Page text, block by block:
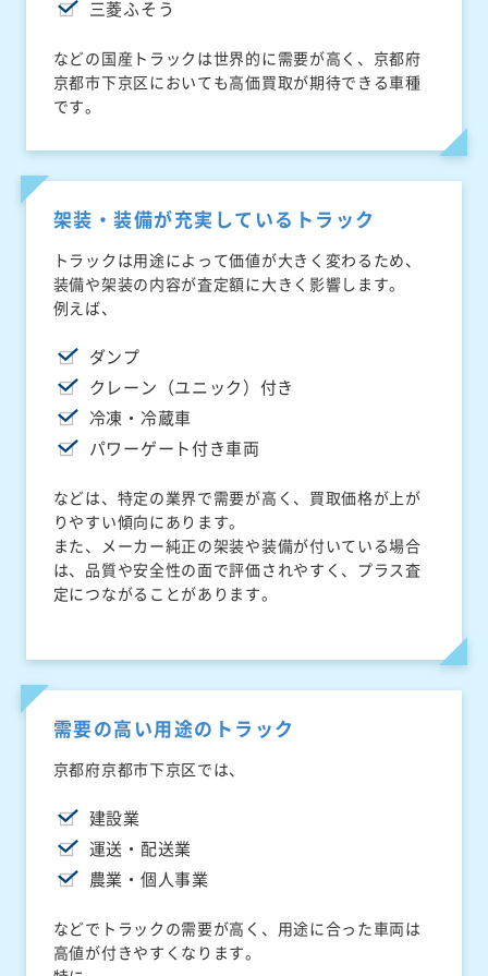
三菱ふそう
などの国産トラックは世界的に需要が高く、京都府
京都市下京区においても高価買取が期待できる車種
です。
架装・装備が充実しているトラック
トラックは用途によって価値が大きく変わるため、
装備や架装の内容が査定額に大きく影響します。
例えば、
ダンプ
クレーン（ユニック）付き
冷凍・冷蔵車
パワーゲート付き車両
などは、特定の業界で需要が高く、買取価格が上が
りやすい傾向にあります。
また、メーカー純正の架装や装備が付いている場合
は、品質や安全性の面で評価されやすく、プラス査
定につながることがあります。
需要の高い用途のトラック
京都府京都市下京区では、
建設業
運送・配送業
農業・個人事業
などでトラックの需要が高く、用途に合った車両は
高値が付きやすくなります。